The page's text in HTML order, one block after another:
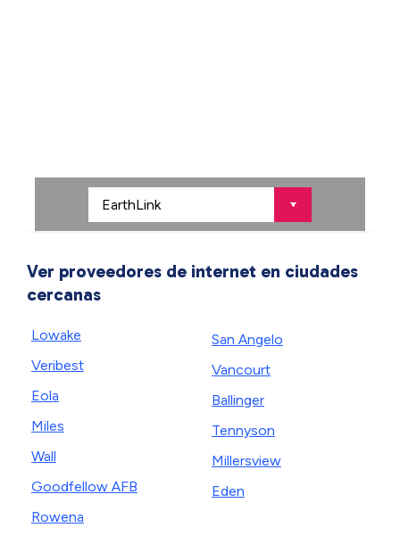
Ver proveedores de internet en ciudades
cercanas
Lowake
Veribest
Eola
Miles
Wall
Goodfellow AFB
Rowena
San Angelo
Vancourt
Ballinger
Tennyson
Millersview
Eden